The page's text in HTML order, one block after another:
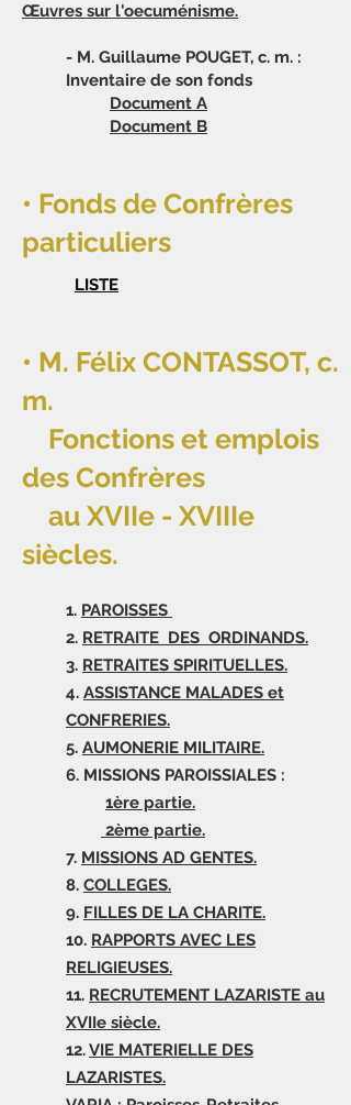
Œuvres sur l'oecuménisme.
- M. Guillaume POUGET, c. m. :
Inventaire de son fonds
Document A
Document B
• Fonds de Confrères
particuliers
LISTE
• M. Félix CONTASSOT, c.
m.
Fonctions et emplois
des Confrères
au XVIIe - XVIIIe
siècles.
1. PAROISSES
2. RETRAITE DES ORDINANDS.
3. RETRAITES SPIRITUELLES.
4. ASSISTANCE MALADES et
CONFRERIES.
5. AUMONERIE MILITAIRE.
6. MISSIONS PAROISSIALES :
1ère partie.
2ème partie.
7. MISSIONS AD GENTES.
8. COLLEGES.
9. FILLES DE LA CHARITE.
10. RAPPORTS AVEC LES
RELIGIEUSES.
11. RECRUTEMENT LAZARISTE au
XVIIe siècle.
12.VIE MATERIELLE DES
LAZARISTES.